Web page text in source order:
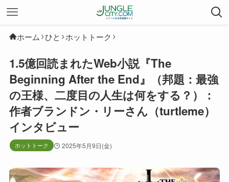
ホーム ひと ホットトーク
1.5億回読まれたWeb小説『The
Beginning After the End』（邦題：最強
の王様、二度目の人生は何をする？）：
作者ブランドン・リーさん（turtleme）
インタビュー
ホットトーク 2025年5月9日(金)